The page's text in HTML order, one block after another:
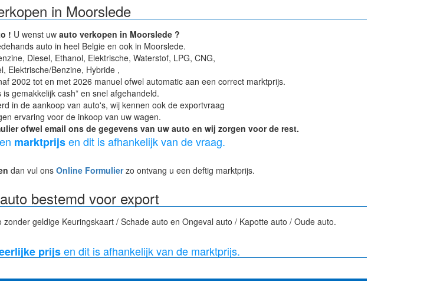
in Moorslede
! U wenst uwauto verkopen in Moorslede ?
auto in heel Belgie en ook in Moorslede.
Diesel, Ethanol, Elektrische, Waterstof, LPG, CNG,
Elektrische/Benzine, Hybride ,
2002 tot en met 2026 manuel ofwel automatic aan een correct marktprijs.
is gemakkelijk cash* en snel afgehandeld.
in de aankoop van auto's, wij kennen ook de exportvraag
ervaring voor de inkoop van uw wagen.
ofwel email ons de gegevens van uw auto en wij zorgen voor de rest.
marktprijsen dit is afhankelijk van de vraag.
dan vul ons Online Formulierzo ontvang u een deftig marktprijs.
bestemd voor export
geldige Keuringskaart / Schade auto en Ongeval auto / Kapotte auto / Oude auto.
prijsen dit is afhankelijk van de marktprijs.